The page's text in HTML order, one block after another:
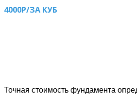
4000Р/ЗА КУБ
Точная стоимость фундамента